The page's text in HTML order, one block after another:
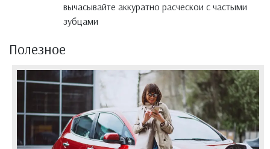
вычасывайте аккуратно расческои с частыми
зубцами
Полезное